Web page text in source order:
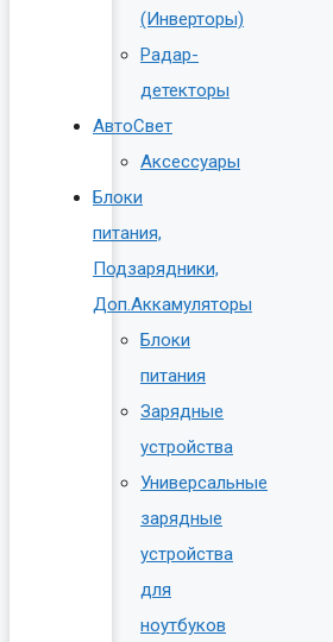
(Инверторы)
Радар-
детекторы
АвтоСвет
Аксессуары
Блоки
питания,
Подзарядники,
Доп.Аккамуляторы
Блоки
питания
Зарядные
устройства
Универсальные
зарядные
устройства
для
ноутбуков